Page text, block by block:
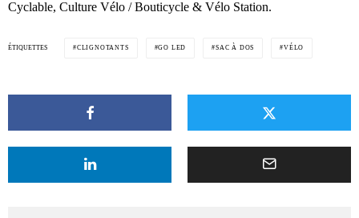
Cyclable, Culture Vélo / Bouticycle & Vélo Station.
ÉTIQUETTES CLIGNOTANTS GO LED SAC À DOS VÉLO